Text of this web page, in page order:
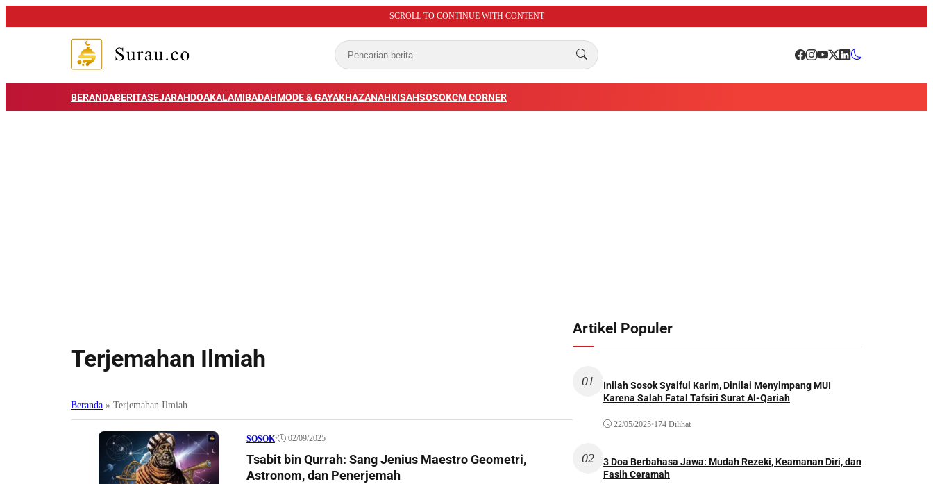
SCROLL TO CONTINUE WITH CONTENT
BERANDABERITASEJARAHDOAKALAMIBADAHMODE & GAYAKHAZANAHKISAHSOSOKCM CORNER
Terjemahan Ilmiah
Beranda » Terjemahan Ilmiah
SOSOK• 02/09/2025
Tsabit bin Qurrah: Sang Jenius Maestro Geometri,
Astronom, dan Penerjemah
Artikel Populer
01
Inilah Sosok Syaiful Karim, Dinilai Menyimpang MUI
Karena Salah Fatal Tafsiri Surat Al-Qariah
22/05/2025•174 Dilihat
02
3 Doa Berbahasa Jawa: Mudah Rezeki, Keamanan Diri, dan
Fasih Ceramah